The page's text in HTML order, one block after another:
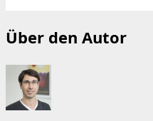
Über den Autor